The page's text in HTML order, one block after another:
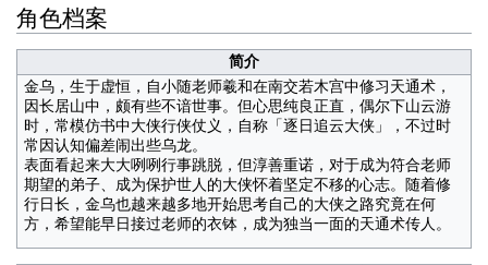
角色档案
简介
金乌，生于虚恒，自小随老师羲和在南交若木宫中修习天通术，
因长居山中，颇有些不谙世事。但心思纯良正直，偶尔下山云游
时，常模仿书中大侠行侠仗义，自称「逐日追云大侠」，不过时
常因认知偏差闹出些乌龙。
表面看起来大大咧咧行事跳脱，但淳善重诺，对于成为符合老师
期望的弟子、成为保护世人的大侠怀着坚定不移的心志。随着修
行日长，金乌也越来越多地开始思考自己的大侠之路究竟在何
方，希望能早日接过老师的衣钵，成为独当一面的天通术传人。